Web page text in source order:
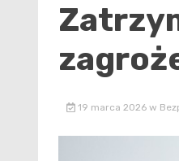
19 marca 2026 w